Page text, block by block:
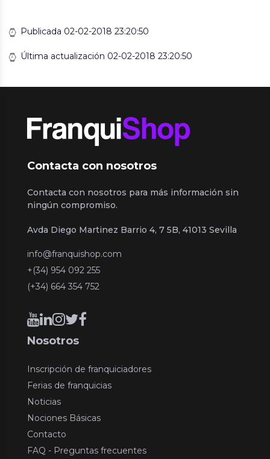
Publicada 02-02-2018 23:20:50
Última actualización 02-02-2018 23:20:50
Contacta con nosotros
Contacta con nosotros para más información sin
ningún compromiso.
Avda Diego Martinez Barrio 4, 7 5B, 41013 Sevilla
info@franquishop.com
+(34) 954 092 255
(+34) 664 354 752
Nosotros
Inscripción de franquiciadores
Ferias de franquicias
Noticias
Nociones Básicas
Contacto
FAQ - Preguntas frecuentes